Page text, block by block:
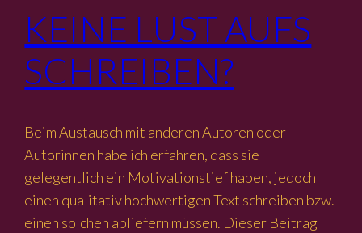
KEINE LUST AUFS
SCHREIBEN?
Beim Austausch mit anderen Autoren oder
Autorinnen habe ich erfahren, dass sie
gelegentlich ein Motivationstief haben, jedoch
einen qualitativ hochwertigen Text schreiben bzw.
einen solchen abliefern müssen. Dieser Beitrag